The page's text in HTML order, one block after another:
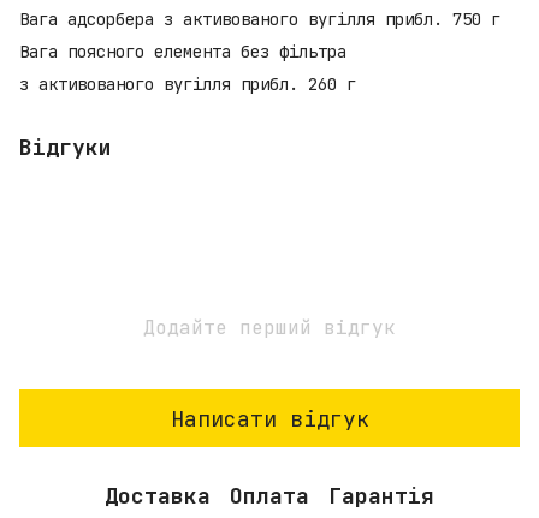
Вага адсорбера з активованого вугілля прибл. 750 г
Вага поясного елемента без фільтра
з активованого вугілля прибл. 260 г
Відгуки
Додайте перший відгук
Написати відгук
Доставка Оплата Гарантія